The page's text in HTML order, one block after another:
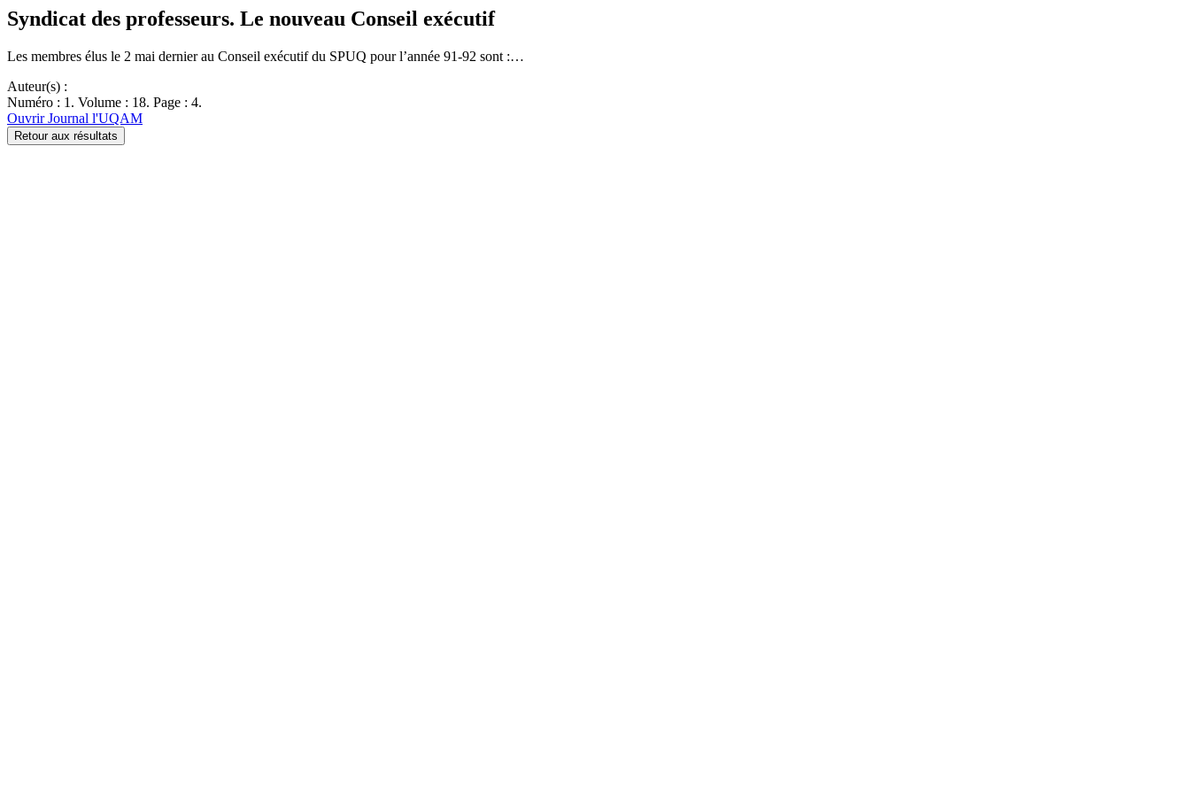
Syndicat des professeurs. Le nouveau Conseil exécutif
Les membres élus le 2 mai dernier au Conseil exécutif du SPUQ pour l’année 91-92 sont :…
Auteur(s) :
Numéro : 1. Volume : 18. Page : 4.
Ouvrir Journal l'UQAM
Retour aux résultats